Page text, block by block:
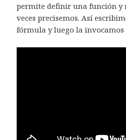
permite definir una función
veces precisemos. Así
fórmula y luego la invocamos